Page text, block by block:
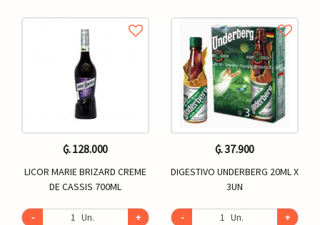
₲. 128.000
LICOR MARIE BRIZARD CREME
DE CASSIS 700ML
- Un. +
₲. 37.900
DIGESTIVO UNDERBERG 20ML X
3UN
- Un. +